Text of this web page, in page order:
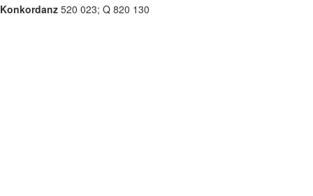
Konkordanz 520 023; Q 820 130